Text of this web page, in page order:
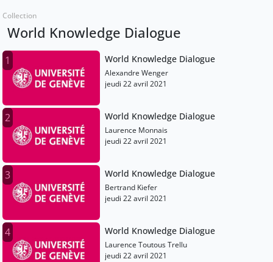
Collection
World Knowledge Dialogue
1 World Knowledge Dialogue
Alexandre Wenger
jeudi 22 avril 2021
2 World Knowledge Dialogue
Laurence Monnais
jeudi 22 avril 2021
3 World Knowledge Dialogue
Bertrand Kiefer
jeudi 22 avril 2021
4 World Knowledge Dialogue
Laurence Toutous Trellu
jeudi 22 avril 2021